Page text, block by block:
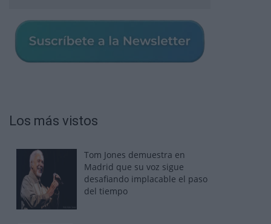
Los más vistos
Tom Jones demuestra en
Madrid que su voz sigue
desafiando implacable el paso
del tiempo